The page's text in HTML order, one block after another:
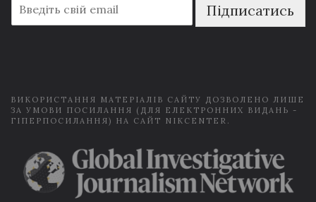
m
a
Підписатись
ВИКОРИСТАННЯ МАТЕРІАЛІВ САЙТУ ДОЗВОЛЕНО ЛИШЕ
ЗА УМОВИ ПОСИЛАННЯ (ДЛЯ ЕЛЕКТРОННИХ ВИДАНЬ -
ГІПЕРПОСИЛАННЯ) НА САЙТ NIKCENTER.